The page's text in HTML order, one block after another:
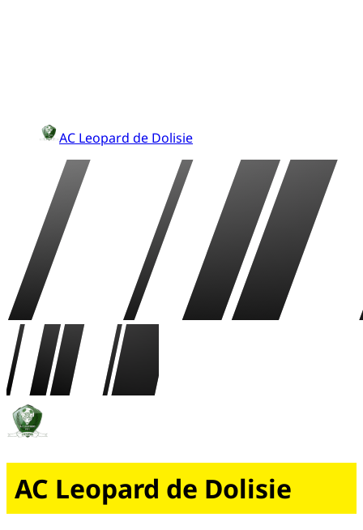
AC Leopard de Dolisie
AC Leopard de Dolisie